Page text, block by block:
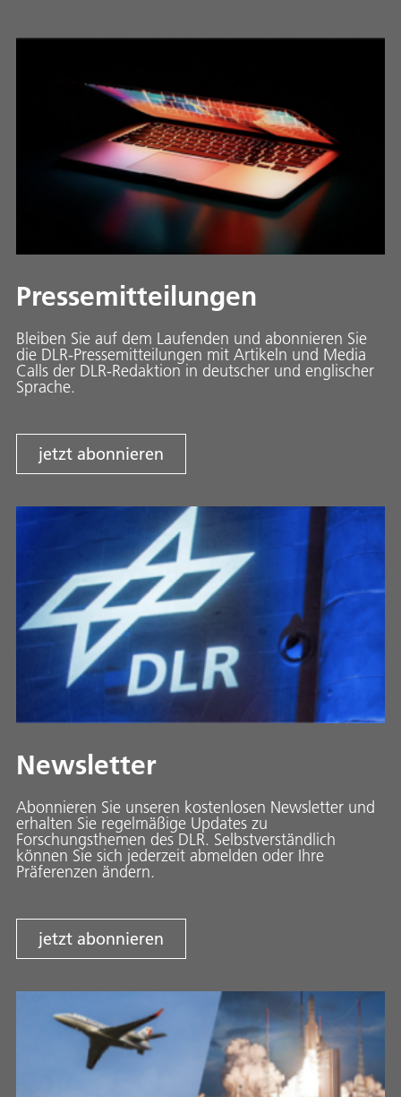
Pressemitteilungen
Bleiben Sie auf dem Laufenden und abonnieren Sie
die DLR-Pressemitteilungen mit Artikeln und Media
Calls der DLR-Redaktion in deutscher und englischer
Sprache.
jetzt abonnieren
Newsletter
Abonnieren Sie unseren kostenlosen Newsletter und
erhalten Sie regelmäßige Updates zu
Forschungsthemen des DLR. Selbstverständlich
können Sie sich jederzeit abmelden oder Ihre
Präferenzen ändern.
jetzt abonnieren